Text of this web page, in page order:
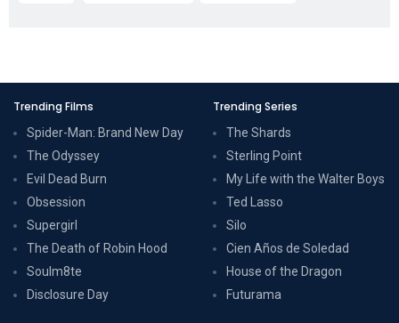
Trending Films
Spider-Man: Brand New Day
The Odyssey
Evil Dead Burn
Obsession
Supergirl
The Death of Robin Hood
Soulm8te
Disclosure Day
Trending Series
The Shards
Sterling Point
My Life with the Walter Boys
Ted Lasso
Silo
Cien Años de Soledad
House of the Dragon
Futurama